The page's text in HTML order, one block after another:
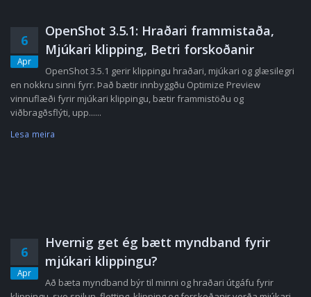
6
Apr
OpenShot 3.5.1: Hraðari frammistaða,
Mjúkari klipping, Betri forskoðanir
OpenShot 3.5.1 gerir klippingu hraðari, mjúkari og glæsilegri
en nokkru sinni fyrr. Það bætir innbyggðu Optimize Preview
vinnuflæði fyrir mjúkari klippingu, bætir frammistöðu og
viðbragðsflýti, upp......
Lesa meira
6
Apr
Hvernig get ég bætt myndband fyrir
mjúkari klippingu?
Að bæta myndband býr til minni og hraðari útgáfu fyrir